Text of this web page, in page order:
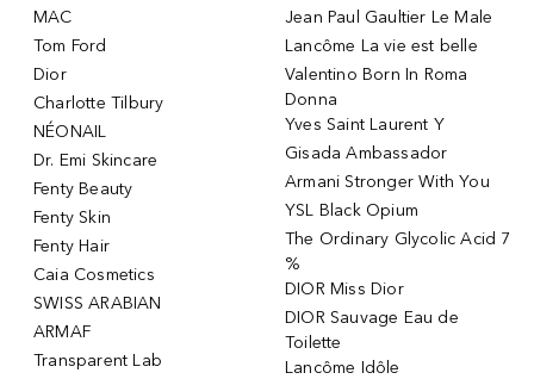
MAC
Tom Ford
Dior
Charlotte Tilbury
NÉONAIL
Dr. Emi Skincare
Fenty Beauty
Fenty Skin
Fenty Hair
Caia Cosmetics
SWISS ARABIAN
ARMAF
Transparent Lab
Jean Paul Gaultier Le Male
Lancôme La vie est belle
Valentino Born In Roma
Donna
Yves Saint Laurent Y
Gisada Ambassador
Armani Stronger With You
YSL Black Opium
The Ordinary Glycolic Acid 7
%
DIOR Miss Dior
DIOR Sauvage Eau de
Toilette
Lancôme Idôle